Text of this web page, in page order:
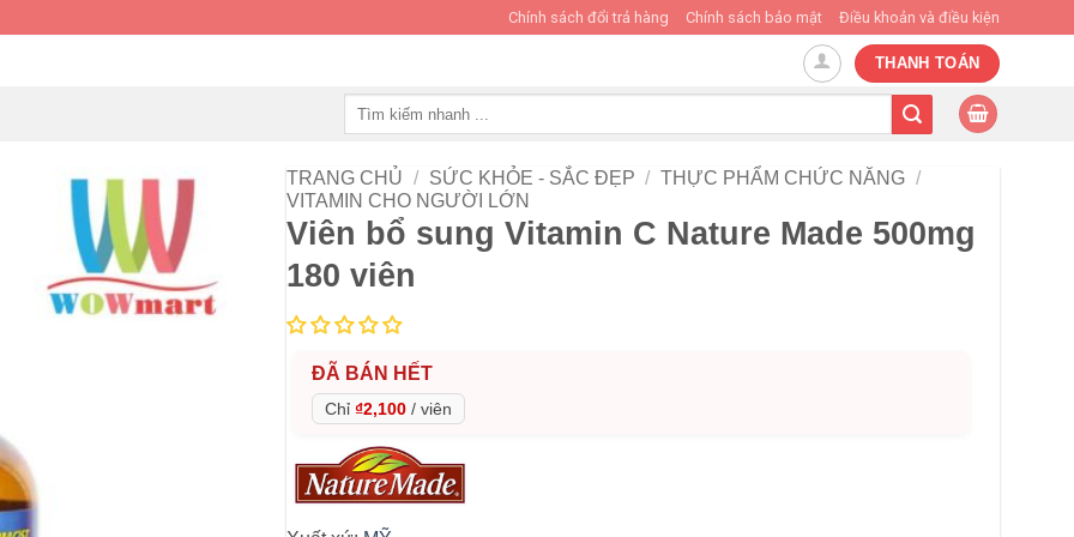
Chính sách đổi trả hàng Chính sách bảo mật Điều khoản và điều kiện
THANH TOÁN
TRANG CHỦ / SỨC KHỎE - SẮC ĐẸP / THỰC PHẨM CHỨC NĂNG /
VITAMIN CHO NGƯỜI LỚN
Viên bổ sung Vitamin C Nature Made 500mg
180 viên
ĐÃ BÁN HẾT
Chỉ ₫2,100 / viên